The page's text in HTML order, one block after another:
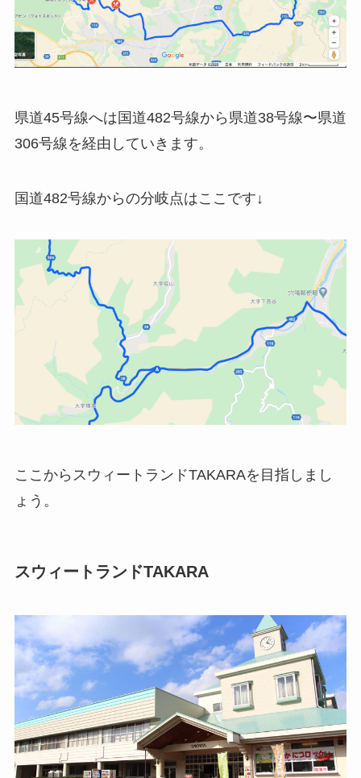
県道45号線へは国道482号線から県道38号線〜県道
306号線を経由していきます。
国道482号線からの分岐点はここです↓
ここからスウィートランドTAKARAを目指しまし
ょう。
スウィートランドTAKARA